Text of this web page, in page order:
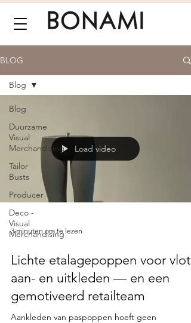
BLOG
Blog
Duurzame
Visual
Merchandising
Tailor
Busts
Producer
Deco -
Visual
Merchandising
Blog
Load video
3 minuten om te lezen
Lichte etalagepoppen voor vlot
aan- en uitkleden — en een
gemotiveerd retailteam
Aankleden van paspoppen hoeft geen